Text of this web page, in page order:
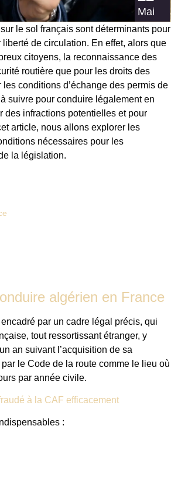
Mai
le sol français sont déterminants pour
de circulation. En effet, alors que
citoyens, la reconnaissance des
routière que pour les droits des
conditions d’échange des permis de
suivre pour conduire légalement en
des infractions potentielles et pour
article, nous allons explorer les
nécessaires pour les
la législation.
algérien en France
par un cadre légal précis, qui
tout ressortissant étranger, y
an suivant l’acquisition de sa
le Code de la route comme le lieu où
par année civile.
à la CAF efficacement
: